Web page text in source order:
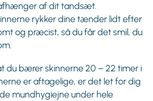
af dit tandsæt.
rykker dine tænder lidt efter
og præcist, så du får det smil, du
du bærer skinnerne 20 – 22 timer i
er aftagelige, er det let for dig
mundhygiejne under hele